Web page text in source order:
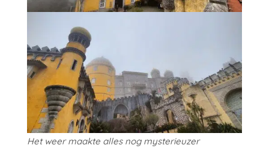
Het weer maakte alles nog mysterieuzer